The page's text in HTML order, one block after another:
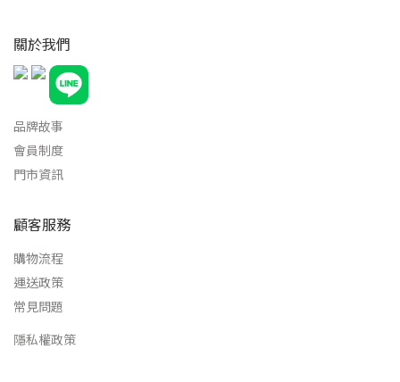
關於我們
品牌故事
會員制度
門市資訊
顧客服務
購物流程
運送政策
常見問題
隱私權政策